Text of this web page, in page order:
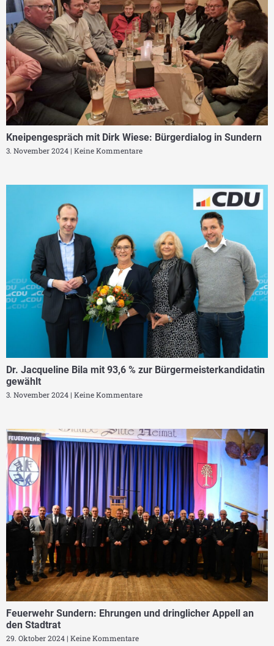
Kneipengespräch mit Dirk Wiese: Bürgerdialog in Sundern
3. November 2024 Keine Kommentare
Dr. Jacqueline Bila mit 93,6 % zur Bürgermeisterkandidatin
gewählt
3. November 2024 Keine Kommentare
Feuerwehr Sundern: Ehrungen und dringlicher Appell an
den Stadtrat
29. Oktober 2024 Keine Kommentare